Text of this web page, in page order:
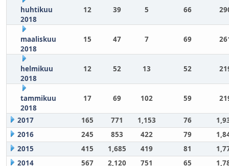
huhtikuu
2018
12 39 5 66
maaliskuu
2018
15 47 7 69
helmikuu
2018
12 52 13 52
tammikuu
2018
17 69 102 59
2017 165 771 1,153 76
2016
245 853 422 79
2015
415 1,685 419 81
2014
567 2,120 751 65